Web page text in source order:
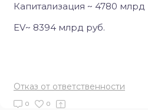
Капитализация ~ 4780 млрд
EV~ 8394 млрд руб.
Отказ от ответственности
0 0